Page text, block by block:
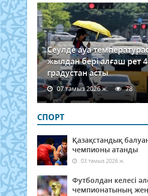
Сеулде ауа
жылдан бері алғаш рет
градустан асты
07 тамыз 2026 ж. 78
СПОРТ
Қазақстандық
чемпионы атанды
03 тамыз 2026 ж.
Футболдан келесі
чемпионатының